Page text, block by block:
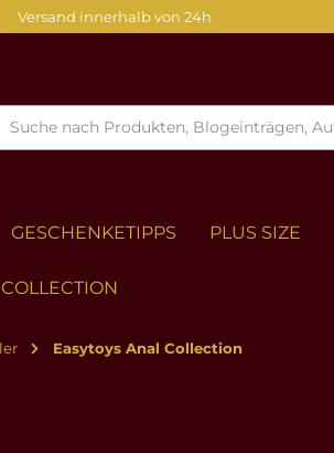
Versand innerhalb von 24h
GESCHENKETIPPS PLUS SIZE
Easytoys Anal Collection